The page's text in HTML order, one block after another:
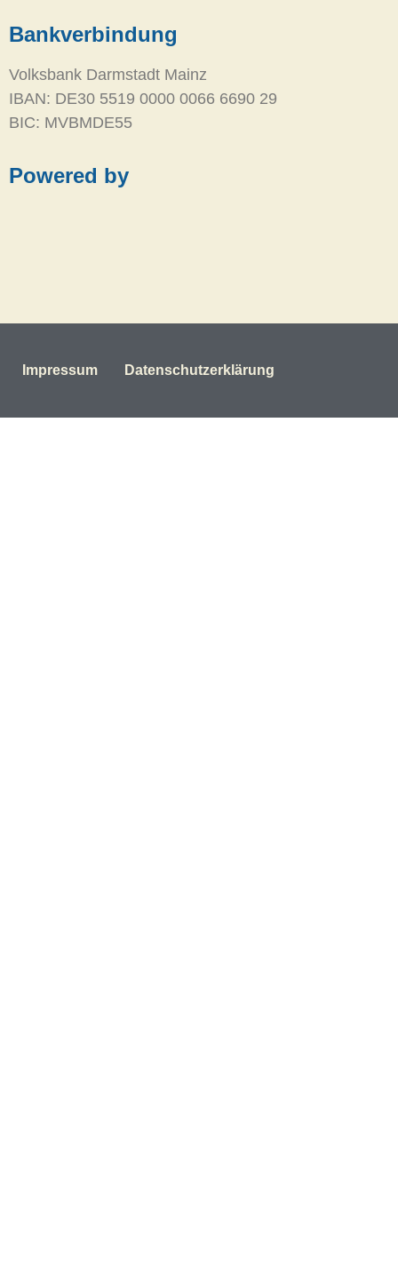
Bankverbindung
Volksbank Darmstadt Mainz
IBAN: DE30 5519 0000 0066 6690 29
BIC: MVBMDE55
Powered by
Impressum Datenschutzerklärung